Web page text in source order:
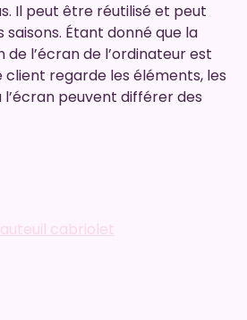
Il peut être réutilisé et peut
Étant donné que la
de l’écran de l’ordinateur est
regarde les éléments, les
peuvent différer des
cabriolet